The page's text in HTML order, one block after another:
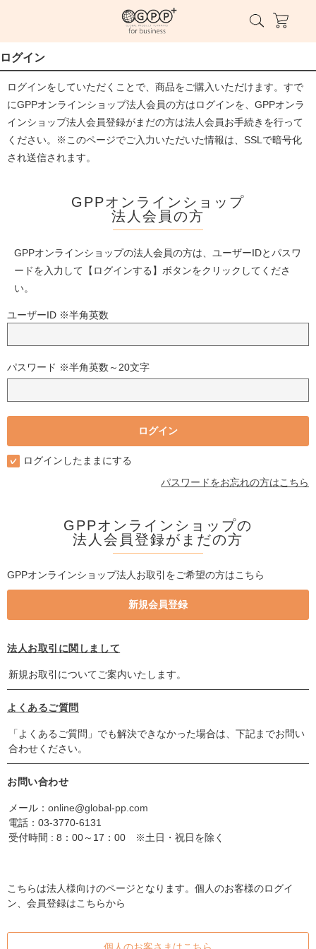
ログイン
ログインをしていただくことで、商品をご購入いただけます。すで
にGPPオンラインショップ法人会員の方はログインを、GPPオンラ
インショップ法人会員登録がまだの方は法人会員お手続きを行って
ください。※このページでご入力いただいた情報は、SSLで暗号化
され送信されます。
GPPオンラインショップ
法人会員の方
GPPオンラインショップの法人会員の方は、ユーザーIDとパスワ
ードを入力して【ログインする】ボタンをクリックしてくださ
い。
ユーザーID ※半角英数
パスワード ※半角英数～20文字
ログインしたままにする
パスワードをお忘れの方はこちら
GPPオンラインショップの
法人会員登録がまだの方
GPPオンラインショップ法人お取引をご希望の方はこちら
法人お取引に関しまして
新規お取引についてご案内いたします。
よくあるご質問
「よくあるご質問」でも解決できなかった場合は、下記までお問い
合わせください。
お問い合わせ
メール： online@global-pp.com
電話： 03-3770-6131
受付時間 : 8：00～17：00 ※土日・祝日を除く
こちらは法人様向けのページとなります。個人のお客様のログイ
ン、会員登録はこちらから